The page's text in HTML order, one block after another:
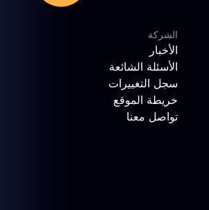
الشركة
الأخبار
الأسئلة الشائعة
سجل التغييرات
خريطة الموقع
تواصل معنا